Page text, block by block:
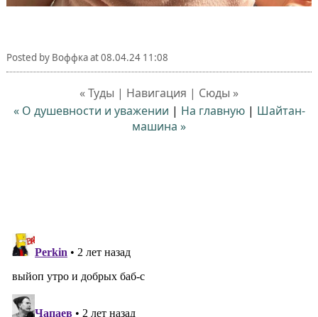
Posted by Воффкаat08.04.24 11:08
« Туды | Навигация | Сюды »
« О душевности и уважении | На главную| Шайтан-
машина »